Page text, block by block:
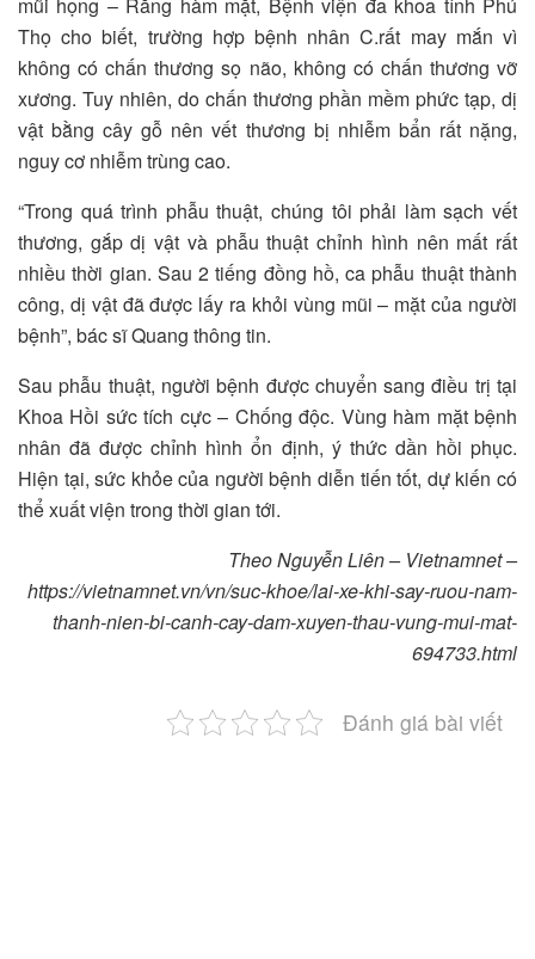
mũi họng – Răng hàm mặt, Bệnh viện đa khoa tỉnh Phú
Thọ cho biết, trường hợp bệnh nhân C.rất may mắn vì
không có chấn thương sọ não, không có chấn thương vỡ
xương. Tuy nhiên, do chấn thương phần mềm phức tạp, dị
vật bằng cây gỗ nên vết thương bị nhiễm bẩn rất nặng,
nguy cơ nhiễm trùng cao.
“Trong quá trình phẫu thuật, chúng tôi phải làm sạch vết
thương, gắp dị vật và phẫu thuật chỉnh hình nên mất rất
nhiều thời gian. Sau 2 tiếng đồng hồ, ca phẫu thuật thành
công, dị vật đã được lấy ra khỏi vùng mũi – mặt của người
bệnh”, bác sĩ Quang thông tin.
Sau phẫu thuật, người bệnh được chuyển sang điều trị tại
Khoa Hồi sức tích cực – Chống độc. Vùng hàm mặt bệnh
nhân đã được chỉnh hình ổn định, ý thức dần hồi phục.
Hiện tại, sức khỏe của người bệnh diễn tiến tốt, dự kiến có
thể xuất viện trong thời gian tới.
Theo Nguyễn Liên – Vietnamnet –
https://vietnamnet.vn/vn/suc-khoe/lai-xe-khi-say-ruou-nam-
thanh-nien-bi-canh-cay-dam-xuyen-thau-vung-mui-mat-
694733.html
Đánh giá bài viết